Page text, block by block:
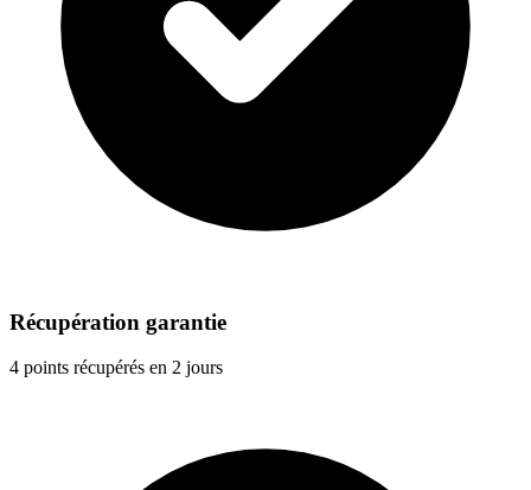
Récupération garantie
4 points récupérés en 2 jours